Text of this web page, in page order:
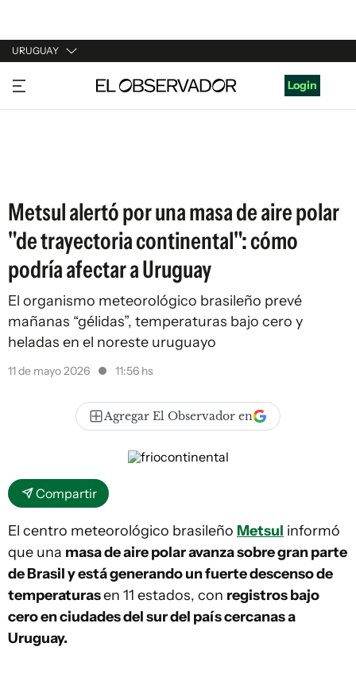
URUGUAY
URUGUAY
ARGENTINA
Login
Metsul alertó por una masa de aire polar
"de trayectoria continental": cómo
podría afectar a Uruguay
El organismo meteorológico brasileño prevé
mañanas “gélidas”, temperaturas bajo cero y
heladas en el noreste uruguayo
11 de mayo 2026 11:56 hs
Agregar El Observador en
Compartir
El centro meteorológico brasileño Metsul informó
que una masa de aire polar avanza sobre gran parte
de Brasil y está generando un fuerte descenso de
temperaturasen 11 estados, con registros bajo
cero en ciudades del sur del país cercanas a
Uruguay.